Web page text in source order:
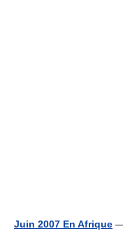
Juin 2007 En Afrique —